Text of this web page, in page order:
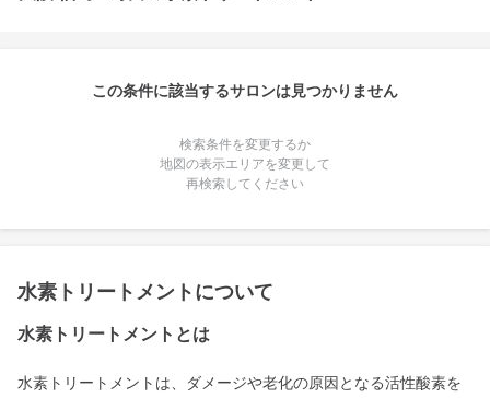
この条件に該当するサロンは見つかりません
検索条件を変更するか
地図の表示エリアを変更して
再検索してください
水素トリートメントについて
水素トリートメントとは
水素トリートメントは、ダメージや老化の原因となる活性酸素を